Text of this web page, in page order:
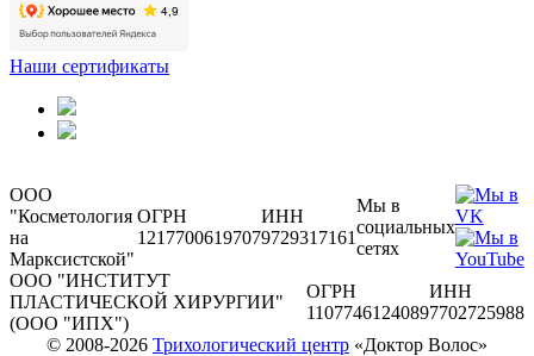
Наши сертификаты
ООО
"Косметология
на
Марксистской"
ОГРН
1217700619707
ИНН
9729317161
Мы в
социальных
сетях
ООО "ИНСТИТУТ
ПЛАСТИЧЕСКОЙ ХИРУРГИИ"
(ООО "ИПХ")
ОГРН
1107746124089
ИНН
7702725988
© 2008-2026 Трихологический центр «Доктор Волос»